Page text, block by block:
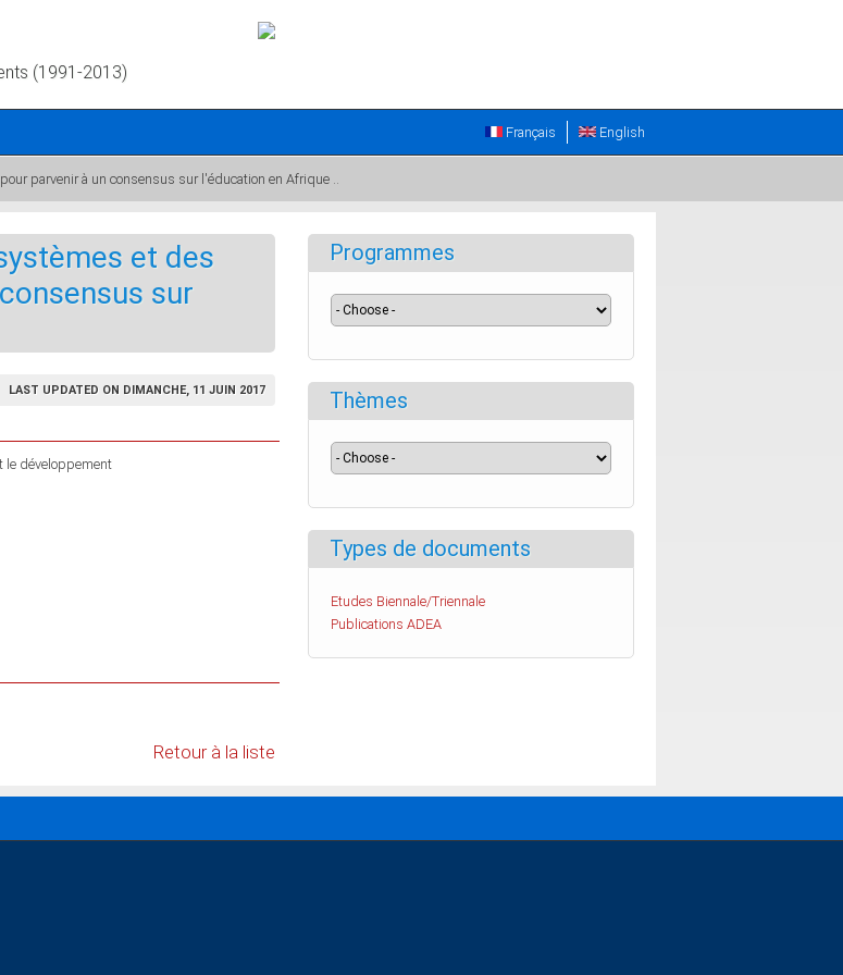
(1991-2013)
English
Français
parvenir à un consensus sur l'éducation en Afrique ..
et des
sur
LAST UPDATED ON DIMANCHE, 11 JUIN 2017
le développement
Retour à la liste
Programmes
Thèmes
Types de documents
Etudes Biennale/Triennale
Publications ADEA